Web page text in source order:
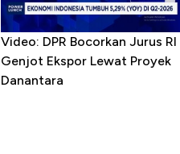
Video: DPR Bocorkan Jurus RI
Genjot Ekspor Lewat Proyek
Danantara